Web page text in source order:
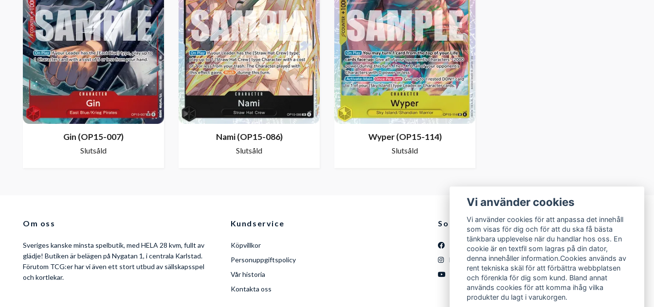
Gin (OP15-007)
Slutsåld
Nami (OP15-086)
Slutsåld
Wyper (OP15-114)
Slutsåld
Om oss
Sveriges kanske minsta spelbutik, med HELA 28 kvm, fullt av
glädje! Butiken är belägen på Nygatan 1, i centrala Karlstad.
Förutom TCG:er har vi även ett stort utbud av sällskapsspel
och kortlekar.
Kundservice
Köpvillkor
Personuppgiftspolicy
Vår historia
Kontakta oss
Sociala medier
Instagram
YouTube
Vi använder cookies
Vi använder cookies för att anpassa det innehåll
som visas för dig och för att du ska få bästa
tänkbara upplevelse när du handlar hos oss. En
cookie är en textfil som lagras på din dator,
denna innehåller information.Cookies används av
rent tekniska skäl för att förbättra webbplatsen
och förenkla för dig som kund. Bland annat
används cookies för att komma ihåg vilka
produkter du lagt i varukorgen.